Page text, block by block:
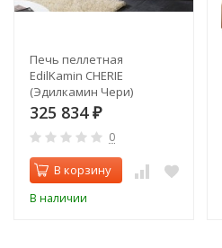
Печь пеллетная
EdilKamin CHERIE
(Эдилкамин Чери)
325 834 ₽
0
В корзину
В наличии